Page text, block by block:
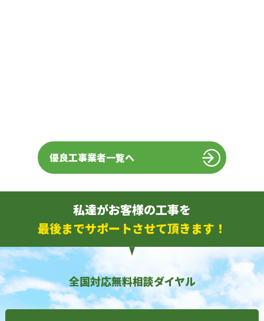
優良工事業者一覧へ
私達がお客様の工事を
最後までサポートさせて頂きます！
全国対応無料相談ダイヤル